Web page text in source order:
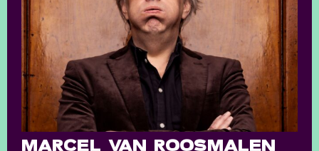
MARCEL VAN ROOSMALEN